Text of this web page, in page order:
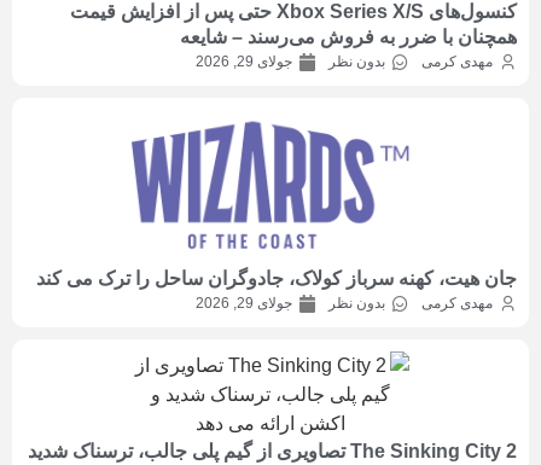
کنسول‌های Xbox Series X/S حتی پس از افزایش قیمت
همچنان با ضرر به فروش می‌رسند – شایعه
مهدی کرمی بدون نظر جولای 29, 2026
جان هیت، کهنه سرباز کولاک، جادوگران ساحل را ترک می کند
مهدی کرمی بدون نظر جولای 29, 2026
The Sinking City 2 تصاویری از گیم پلی جالب، ترسناک شدید